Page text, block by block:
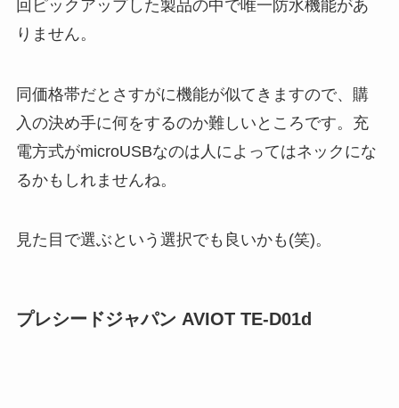
回ピックアップした製品の中で唯一防水機能があ
りません。
同価格帯だとさすがに機能が似てきますので、購
入の決め手に何をするのか難しいところです。充
電方式がmicroUSBなのは人によってはネックにな
るかもしれませんね。
見た目で選ぶという選択でも良いかも(笑)。
プレシードジャパン AVIOT TE-D01d